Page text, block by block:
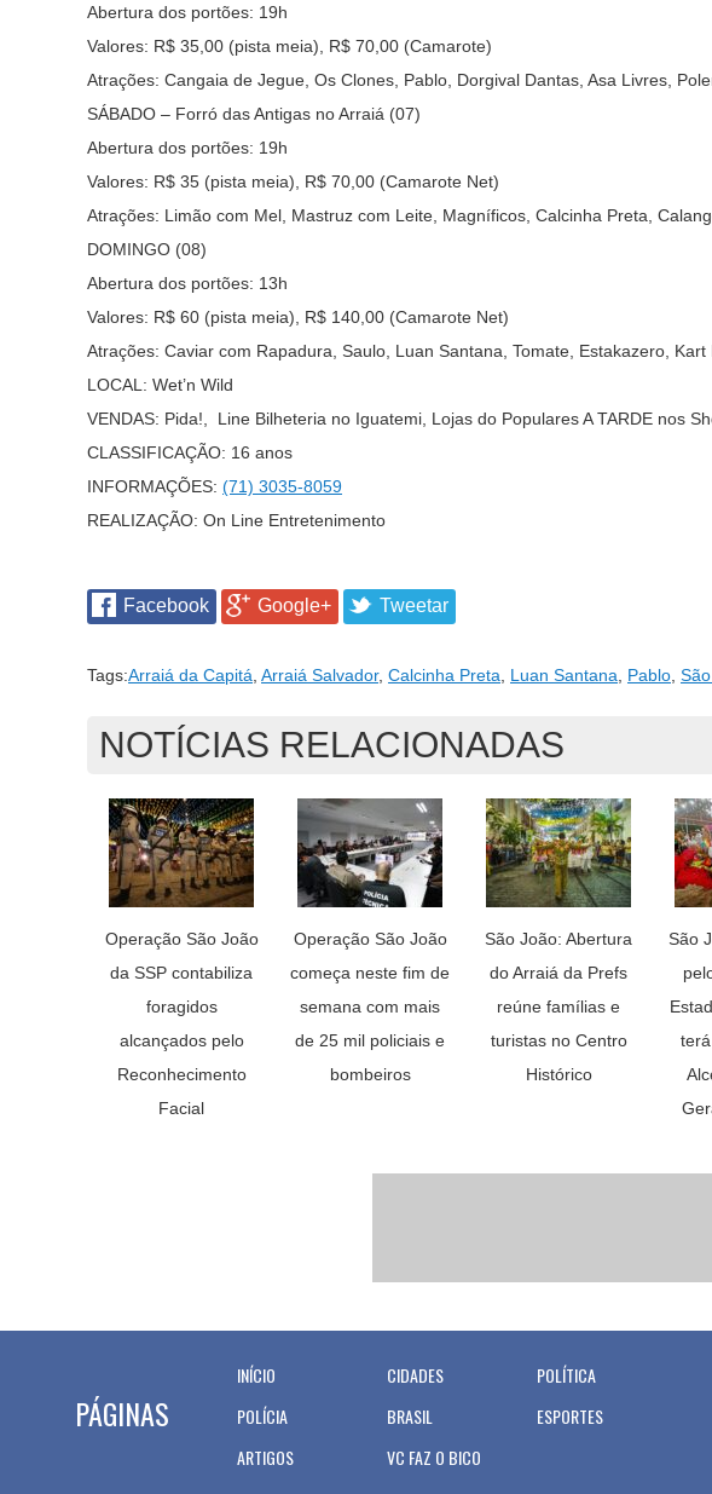
Abertura dos portões: 19h
Valores: R$ 35,00 (pista meia), R$ 70,00 (Camarote)
Atrações: Cangaia de Jegue, Os Clones, Pablo, Dorgival Dantas, Asa Livres,
SÁBADO – Forró das Antigas no Arraiá (07)
Abertura dos portões: 19h
Valores: R$ 35 (pista meia), R$ 70,00 (Camarote Net)
Atrações: Limão com Mel, Mastruz com Leite, Magníficos, Calcinha Preta,
DOMINGO (08)
Abertura dos portões: 13h
Valores: R$ 60 (pista meia), R$ 140,00 (Camarote Net)
Atrações: Caviar com Rapadura, Saulo, Luan Santana, Tomate, Estakazero, Kart
LOCAL: Wet’n Wild
VENDAS: Pida!, Line Bilheteria no Iguatemi, Lojas do Populares A TARDE nos
CLASSIFICAÇÃO: 16 anos
INFORMAÇÕES: (71) 3035-8059
REALIZAÇÃO: On Line Entretenimento
Facebook Google+ Tweetar
Tags:Arraiá da Capitá Arraiá Salvador, Calcinha Preta Luan Santana Pablo
NOTÍCIAS RELACIONADAS
Operação São João
da SSP contabiliza
foragidos
alcançados pelo
Reconhecimento
Facial
Operação São João
começa neste fim de
semana com mais
de 25 mil policiais e
bombeiros
São João: Abertura
do Arraiá da Prefs
reúne famílias e
turistas no Centro
Histórico
São
PÁGINAS
INÍCIO CIDADES
POLÍTICA
POLÍCIA
BRASIL
ESPORTES
ARTIGOS
VC FAZ O BICO